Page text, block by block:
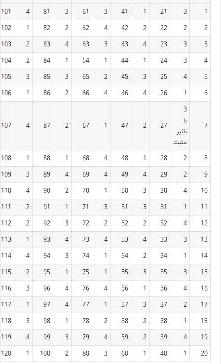
1
3
21
1
41
3
61
3
81
4
101
2
2
22
2
42
4
62
2
82
1
102
3
3
23
4
43
3
63
4
83
2
103
4
3
24
1
44
1
64
1
84
2
104
5
4
25
3
45
2
65
3
85
3
105
6
1
26
4
46
4
66
2
86
1
106
7
3
با
تاثیر
مثبت
27
2
47
1
67
2
87
4
107
8
2
28
1
48
4
68
1
88
1
108
9
2
29
4
49
4
69
4
89
3
109
10
4
30
3
50
1
70
2
90
4
110
11
1
31
3
51
3
71
1
91
2
111
12
4
32
2
52
2
72
3
92
2
112
13
3
33
4
53
4
73
4
93
1
113
14
1
34
2
54
1
74
3
94
4
114
15
3
35
3
55
1
75
1
95
2
115
16
4
36
1
56
4
76
4
96
3
116
17
2
37
3
57
1
77
4
97
1
117
18
1
38
2
58
2
78
1
98
3
118
19
4
39
2
59
4
79
3
99
4
119
20
1
40
1
60
3
80
2
100
1
120